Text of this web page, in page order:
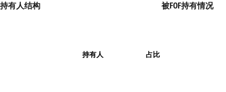
持有人结构
持有人 占比
被FOF持有情况